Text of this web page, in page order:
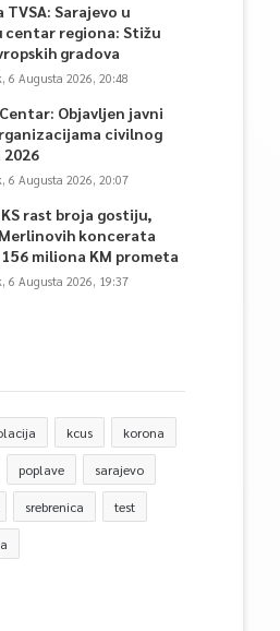
TVSA: Sarajevo u
centar regiona: Stižu
gradova
6 Augusta 2026, 20:48
Objavljen javni
civilnog
6 Augusta 2026, 20:07
KS rast broja gostiju,
koncerata
miliona KM prometa
6 Augusta 2026, 19:37
kcus korona
poplave sarajevo
srebrenica test